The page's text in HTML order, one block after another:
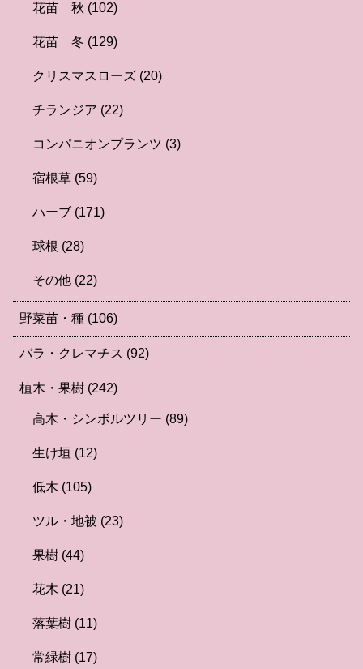
花苗 秋 (102)
花苗 冬 (129)
クリスマスローズ (20)
チランジア (22)
コンパニオンプランツ (3)
宿根草 (59)
ハーブ (171)
球根 (28)
その他 (22)
野菜苗・種 (106)
バラ・クレマチス (92)
植木・果樹 (242)
高木・シンボルツリー (89)
生け垣 (12)
低木 (105)
ツル・地被 (23)
果樹 (44)
花木 (21)
落葉樹 (11)
常緑樹 (17)